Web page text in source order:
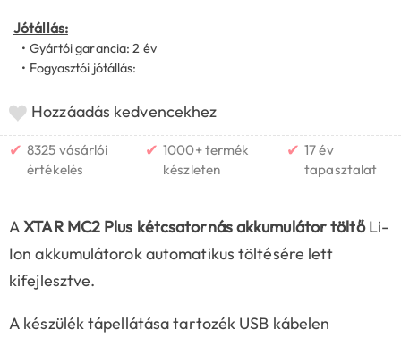
Jótállás:
• Gyártói garancia: 2 év
• Fogyasztói jótállás:
Hozzáadás kedvencekhez
✔ 8325 vásárlói
értékelés
✔ 1000+ termék
készleten
✔ 17 év
tapasztalat
AXTAR MC2 Plus kétcsatornás akkumulátor töltőLi-
Ion akkumulátorok automatikus töltésére lett
kifejlesztve.
A készülék tápellátása tartozék USB kábelen